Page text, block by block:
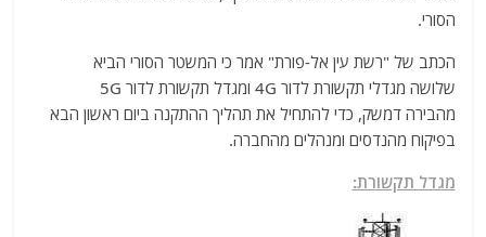
p
o
k
הסורי.
הכתב של "רשת עין אל-פורת" אמר כי המשטר הסורי הביא
שלושה מגדלי תקשורת לדור 4G
ומגדל תקשורת לדור 5G
מהבירהדמשק, כדי להתחיל את תהליך ההתקנה ביום ראשון הבא
בפיקוח מהנדסים ומנהלים מהחברה.
מגדל תקשורת: